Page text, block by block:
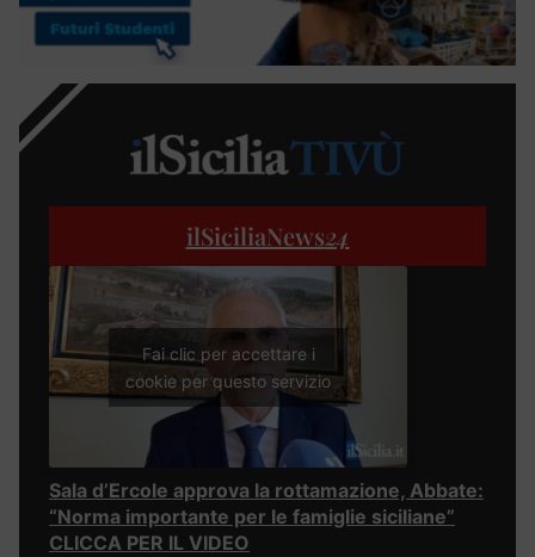
ilSiciliaNews24
Fai clic per accettare i
cookie per questo servizio
Sala d’Ercole approva la rottamazione, Abbate:
“Norma importante per le famiglie siciliane”
CLICCA PER IL VIDEO